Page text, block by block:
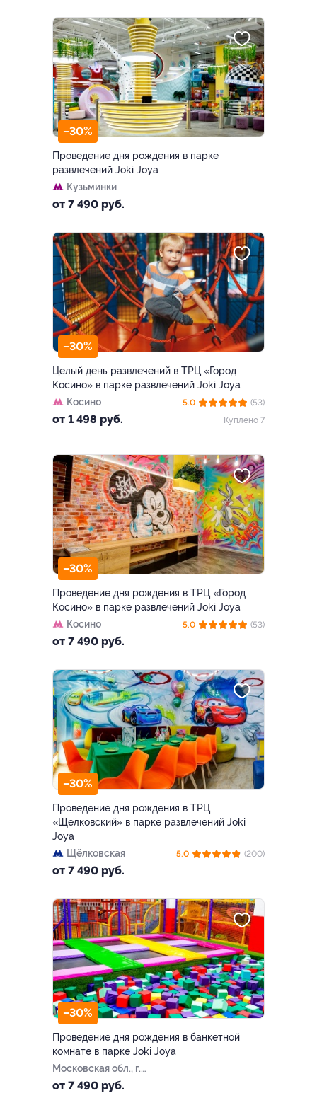
–30%
Проведение дня рождения в парке
развлечений Joki Joya
Кузьминки
от 7 490 руб.
–30%
Целый день развлечений в ТРЦ «Город
Косино» в парке развлечений Joki Joya
Косино
от 1 498 руб.
5.0
(53)
Куплено 7
–30%
Проведение дня рождения в ТРЦ «Город
Косино» в парке развлечений Joki Joya
Косино
от 7 490 руб.
5.0 (53)
–30%
Проведение дня рождения в ТРЦ
«Щелковский» в парке развлечений Joki
Joya
Щёлковская
от 7 490 руб.
5.0 (200)
–30%
Проведение дня рождения в банкетной
комнате в парке Joki Joya
Московская обл., г.
Балашиха, ул. Советская, д.
от 7 490 руб.